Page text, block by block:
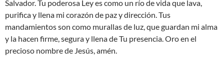
Salvador. Tu poderosa Ley es como un río de vida que lava,
purifica y llena mi corazón de paz y dirección. Tus
mandamientos son como murallas de luz, que guardan mi alma
y la hacen firme, segura y llena de Tu presencia. Oro en el
precioso nombre de Jesús, amén.